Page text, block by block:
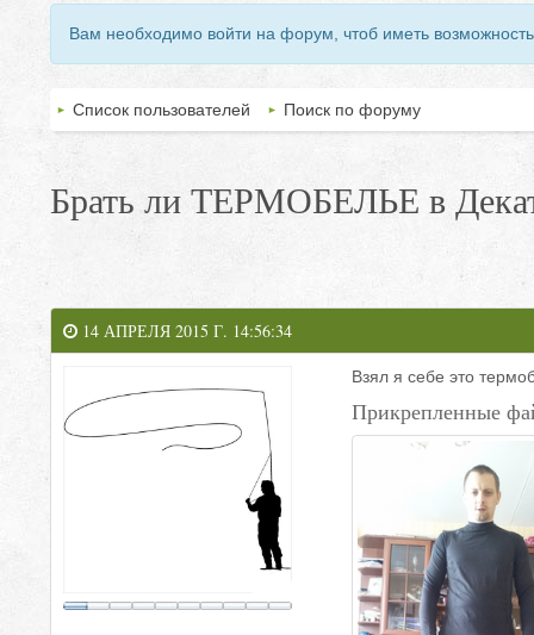
Вам необходимо войти на форум, чтоб иметь
Список пользователей Поиск по форуму
Брать ли ТЕРМОБЕЛЬЕ в
14 АПРЕЛЯ 2015 Г. 14:56:34
Взял я себе это
Прикрепленные